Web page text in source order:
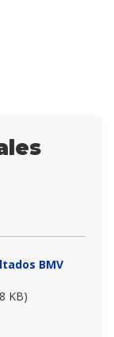
BMV
KB)